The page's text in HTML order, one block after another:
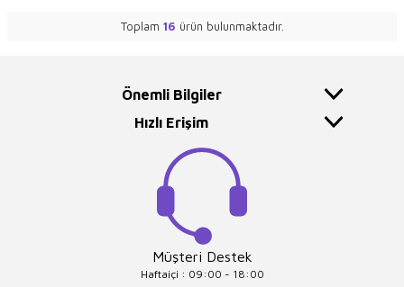
Toplam 16 ürün bulunmaktadır.
Önemli Bilgiler
Hızlı Erişim
Müşteri Destek
Haftaiçi : 09:00 - 18:00